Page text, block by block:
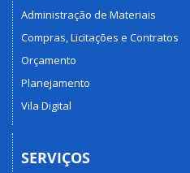
Administração de Materiais
Compras, Licitações e Contratos
Orçamento
Planejamento
Vila Digital
SERVIÇOS